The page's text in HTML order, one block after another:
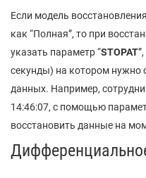
Если модель
как “Полная”, то при
указать параметр “STOPAT
секунды) на котором нужно
данных. Например,
14:46:07, с помощью
восстановить данные на